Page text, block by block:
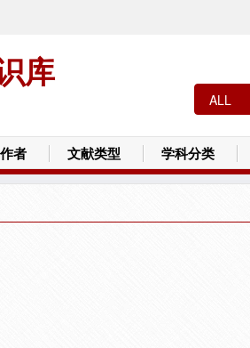
库
作者 文献类型 学科分类